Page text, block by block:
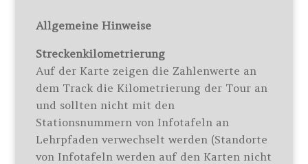
Allgemeine Hinweise
Streckenkilometrierung
Auf der Karte zeigen die Zahlenwerte an
dem Track die Kilometrierung der Tour an
und sollten nicht mit den
Stationsnummern von Infotafeln an
Lehrpfaden verwechselt werden (Standorte
von Infotafeln werden auf den Karten nicht